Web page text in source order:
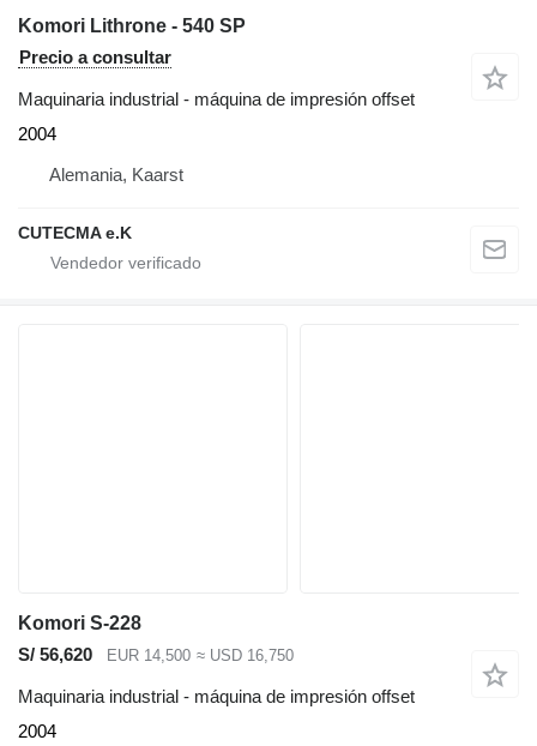
Komori Lithrone - 540 SP
Precio a consultar
Maquinaria industrial - máquina de impresión offset
2004
Alemania, Kaarst
CUTECMA e.K
Komori S-228
S/ 56,620
EUR 14,500 ≈ USD 16,750
Maquinaria industrial - máquina de impresión offset
2004